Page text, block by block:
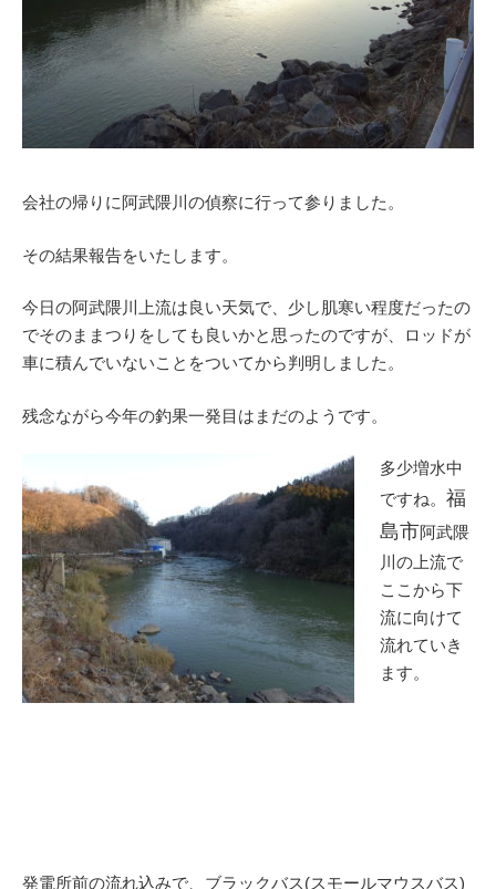
会社の帰りに阿武隈川の偵察に行って参りました。
その結果報告をいたします。
今日の阿武隈川上流は良い天気で、少し肌寒い程度だったの
でそのままつりをしても良いかと思ったのですが、ロッドが
車に積んでいないことをついてから判明しました。
残念ながら今年の釣果一発目はまだのようです。
多少増水中
ですね。 福
島市阿武隈
川の上流で
ここから下
流に向けて
流れていき
ます。
発電所前の流れ込みで、ブラックバス(スモールマウスバス)